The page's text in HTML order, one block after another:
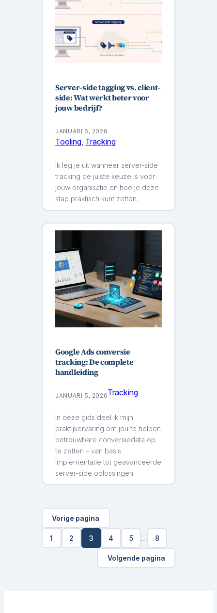
Server-side tagging vs. client-
side: Wat werkt beter voor
jouw bedrijf?
JANUARI 6, 2026
Tooling, Tracking
Ik leg je uit wanneer server-side
tracking de juiste keuze is voor
jouw organisatie en hoe je deze
stap praktisch kunt zetten.
Google Ads conversie
tracking: De complete
handleiding
JANUARI 5, 2026Tracking
In deze gids deel ik mijn
praktijkervaring om jou te helpen
betrouwbare conversiedata op
te zetten – van basis
implementatie tot geavanceerde
server-side oplossingen.
Vorige pagina
1 2 3 4 5 … 8
Volgende pagina